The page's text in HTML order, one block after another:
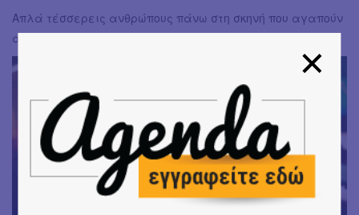
Απλά τέσσερεις ανθρώπους πάνω στη σκηνή που αγαπούν
αυτό που κάνουν.